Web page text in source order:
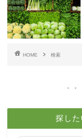
HOME 検索
探した